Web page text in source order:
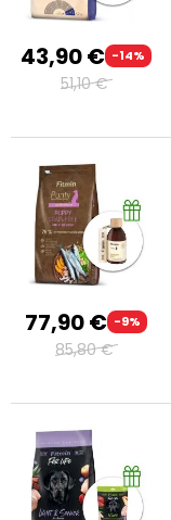
43,90 € -14%
51,10 €
77,90 € -9%
85,80 €